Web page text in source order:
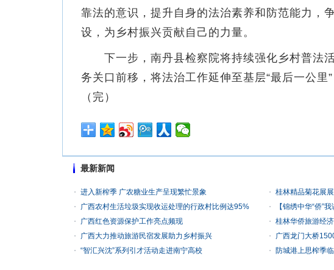
靠法的意识，提升自身的法治素养和防范能力，
设，为乡村振兴贡献自己的力量。
下一步，南丹县检察院将持续强化乡村普法活
务关口前移，将法治工作延伸至基层“最后一公里
（完）
最新新闻
进入新榨季 广农糖业生产呈现繁忙景象
桂林精品菊花展
广西农村生活垃圾实现收运处理的行政村比例达95%
【锦绣中华“侨”
广西红色资源保护工作亮点频现
桂林华侨旅游经
广西大力推动旅游民宿发展助力乡村振兴
广西龙门大桥
“智汇兴沈”系列引才活动走进南宁高校
防城港上思榨季